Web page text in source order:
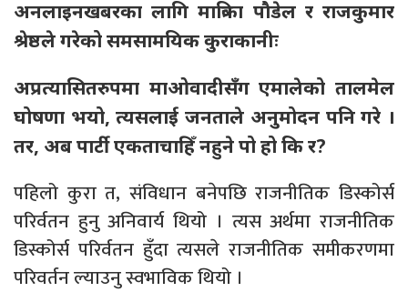
अनलाइनखबरका लागि मात्रिका पौडेल र राजकुमार
श्रेष्ठले गरेको समसामयिक कुराकानीः
अप्रत्यासितरुपमा माओवादीसँग एमालेको तालमेल
घोषणा भयो, त्यसलाई जनताले अनुमोदन पनि गरे ।
तर, अब पार्टी एकताचाहिँ नहुने पो हो कि र?
पहिलो कुरा त, संविधान बनेपछि राजनीतिक डिस्कोर्स
परिर्वतन हुनु अनिवार्य थियो । त्यस अर्थमा राजनीतिक
डिस्कोर्स परिर्वतन हुँदा त्यसले राजनीतिक समीकरणमा
परिवर्तन ल्याउनु स्वभाविक थियो ।